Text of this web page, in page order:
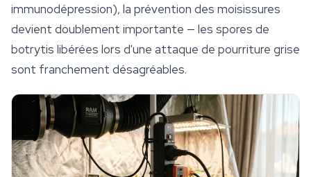
immunodépression), la prévention des moisissures
devient doublement importante — les spores de
botrytis libérées lors d'une attaque de pourriture grise
sont franchement désagréables.